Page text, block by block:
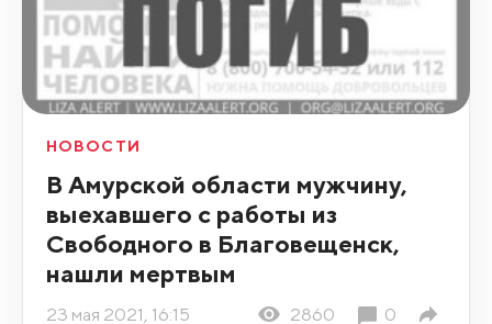
НОВОСТИ
В Амурской области мужчину,
выехавшего с работы из
Свободного в Благовещенск,
нашли мертвым
23 мая 2021, 16:15 2860 0